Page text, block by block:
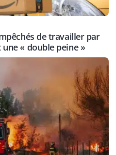
de travailler par
« double peine »